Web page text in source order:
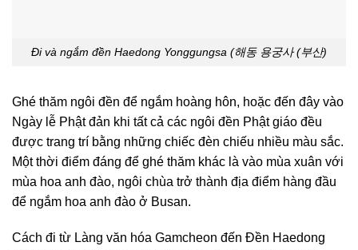
Đi và ngắm đền Haedong Yonggungsa (해동 용궁사 (부산)
Ghé thăm ngôi đền để ngắm hoàng hôn, hoặc đến đây vào
Ngày lễ Phật đản khi tất cả các ngôi đền Phật giáo đều
được trang trí bằng những chiếc đèn chiếu nhiều màu sắc.
Một thời điểm đáng để ghé thăm khác là vào mùa xuân với
mùa hoa anh đào, ngôi chùa trở thành địa điểm hàng đầu
để ngắm hoa anh đào ở Busan.
Cách đi từ Làng văn hóa Gamcheon đến Đền Haedong